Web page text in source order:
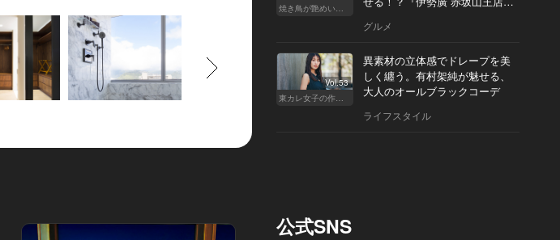
焼き鳥が艶めいてきた
グルメ
Vol.53
東カレ女子の作り方
異素材の立体感でドレープを美
しく纏う。有村架純が魅せる、
大人のオールブラックコーデ
ライフスタイル
公式SNS